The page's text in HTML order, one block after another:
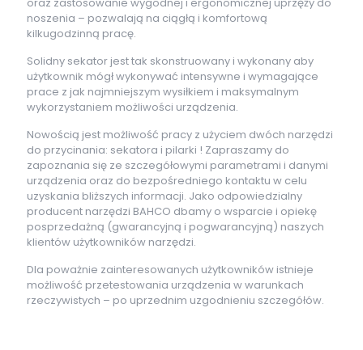
noszenia – pozwalają na ciągłą i komfortową
kilkugodzinną pracę.
Solidny sekator jest tak skonstruowany i wykonany aby
użytkownik mógł wykonywać intensywne i wymagające
prace z jak najmniejszym wysiłkiem i maksymalnym
wykorzystaniem możliwości urządzenia.
Nowością jest możliwość pracy z użyciem dwóch narzędzi
do przycinania: sekatora i pilarki ! Zapraszamy do
zapoznania się ze szczegółowymi parametrami i danymi
urządzenia oraz do bezpośredniego kontaktu w celu
uzyskania bliższych informacji. Jako odpowiedzialny
producent narzędzi BAHCO dbamy o wsparcie i opiekę
posprzedażną (gwarancyjną i pogwarancyjną) naszych
klientów użytkowników narzędzi.
Dla poważnie zainteresowanych użytkowników istnieje
możliwość przetestowania urządzenia w warunkach
rzeczywistych – po uprzednim uzgodnieniu szczegółów.